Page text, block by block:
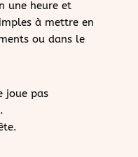
une heure et
à mettre en
ou dans le
joue pas